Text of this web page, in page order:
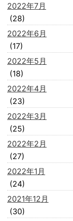
2022年7月
(28)
2022年6月
(17)
2022年5月
(18)
2022年4月
(23)
2022年3月
(25)
2022年2月
(27)
2022年1月
(24)
2021年12月
(30)